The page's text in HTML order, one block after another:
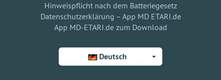
Hinweispflicht nach dem Batteriegesetz
Datenschutzerklärung – App MD ETARI.de
App MD-ETARI.de zum Download
Deutsch